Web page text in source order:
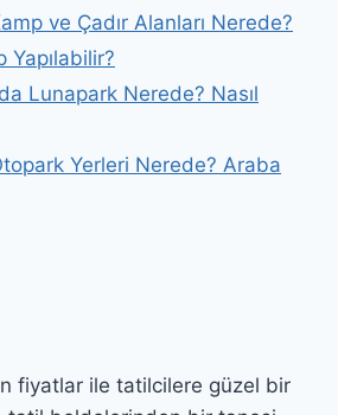
ve Çadır Alanları Nerede?
Yapılabilir?
Lunapark Nerede? Nasıl
Yerleri Nerede? Araba
fiyatlar ile tatilcilere güzel bir